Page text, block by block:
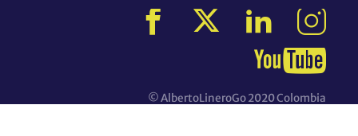
© AlbertoLineroGo 2020 Colombia